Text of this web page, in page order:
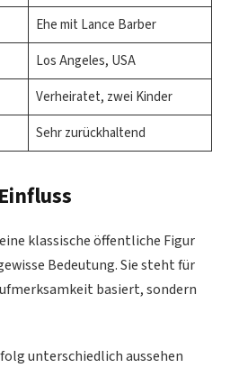
Ehe mit Lance Barber
Los Angeles, USA
Verheiratet, zwei Kinder
Sehr zurückhaltend
klassische öffentliche Figur
Bedeutung. Sie steht für
basiert, sondern
unterschiedlich aussehen